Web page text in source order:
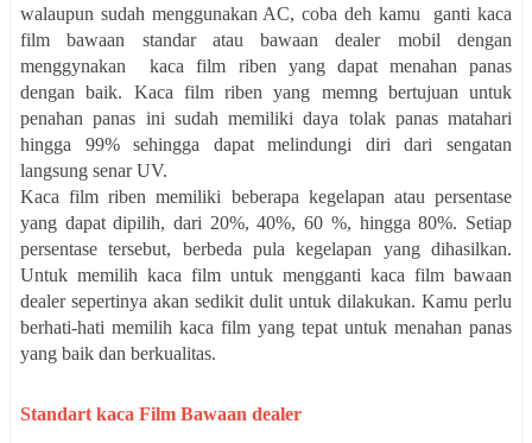
walaupun sudah menggunakan AC, coba deh kamu ganti kaca
film bawaan standar atau bawaan dealer mobil dengan
menggynakan kaca film riben yang dapat menahan panas
dengan baik. Kaca film riben yang memng bertujuan untuk
penahan panas ini sudah memiliki daya tolak panas matahari
hingga 99% sehingga dapat melindungi diri dari sengatan
langsung senar UV.
Kaca film riben memiliki beberapa kegelapan atau persentase
yang dapat dipilih, dari 20%, 40%, 60 %, hingga 80%. Setiap
persentase tersebut, berbeda pula kegelapan yang dihasilkan.
Untuk memilih kaca film untuk mengganti kaca film bawaan
dealer sepertinya akan sedikit dulit untuk dilakukan. Kamu perlu
berhati-hati memilih kaca film yang tepat untuk menahan panas
yang baik dan berkualitas.
Standart kaca Film Bawaan dealer